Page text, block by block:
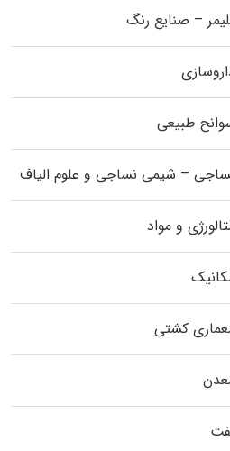
– صنایع رنگ
طبیعی
– شیمی نساجی و علوم الیاف
و مواد
کشتی